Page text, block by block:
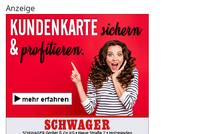
Anzeige